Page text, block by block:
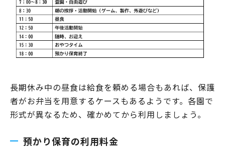
長期休み中の昼食は給食を頼める場合もあれば、保護
者がお弁当を用意するケースもあるようです。各園で
形式が異なるため、確かめてから利用しましょう。
預かり保育の利用料金